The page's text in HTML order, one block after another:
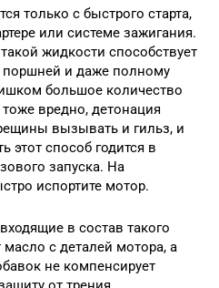
только с быстрого старта,
или системе зажигания.
жидкости способствует
и даже полному
большое количество
вредно, детонация
вызывать и гильз, и
этот способ годится в
запуска. На
испортите мотор.
в состав такого
с деталей мотора, а
не компенсирует